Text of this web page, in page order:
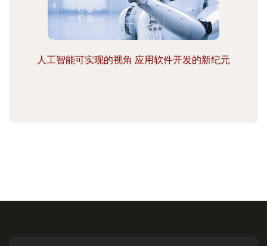
人工智能可实现的视角 应用软件开发的新纪元